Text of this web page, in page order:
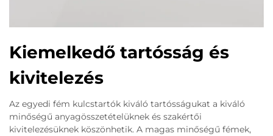
Kiemelkedő tartósság és
kivitelezés
Az egyedi fém kulcstartók kiváló tartósságukat a kiváló
minőségű anyagösszetételüknek és szakértői
kivitelezésüknek köszönhetik. A magas minőségű fémek,